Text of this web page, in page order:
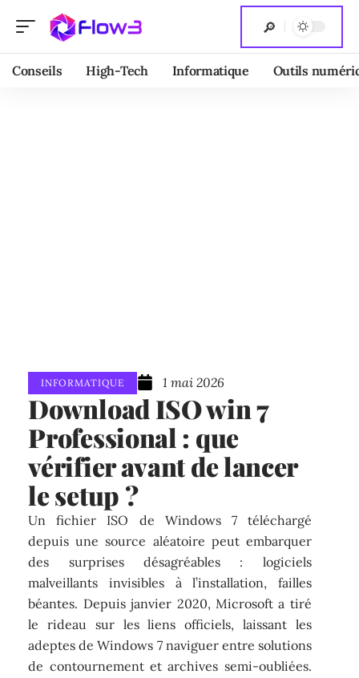
Conseils High-Tech Informatique Outils
INFORMATIQUE 1 mai 2026
Download ISO win 7
Professional : que
vérifier avant de lancer
le setup ?
Un fichier ISO de Windows 7 téléchargé
depuis une source aléatoire peut embarquer
des surprises désagréables : logiciels
malveillants invisibles à l’installation, failles
béantes. Depuis janvier 2020, Microsoft a tiré
le rideau sur les liens officiels, laissant les
adeptes de Windows 7 naviguer entre solutions
de contournement et archives semi-oubliées.